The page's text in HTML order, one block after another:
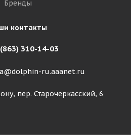
Бренды
контакты
310-14-03
ru.aaanet.ru
пер. Старочеркасский, 6